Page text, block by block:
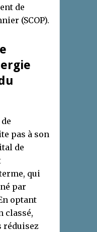
de
(SCOP).
pas à son
de
qui
par
optant
classé,
réduisez